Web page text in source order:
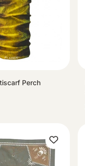
Perch